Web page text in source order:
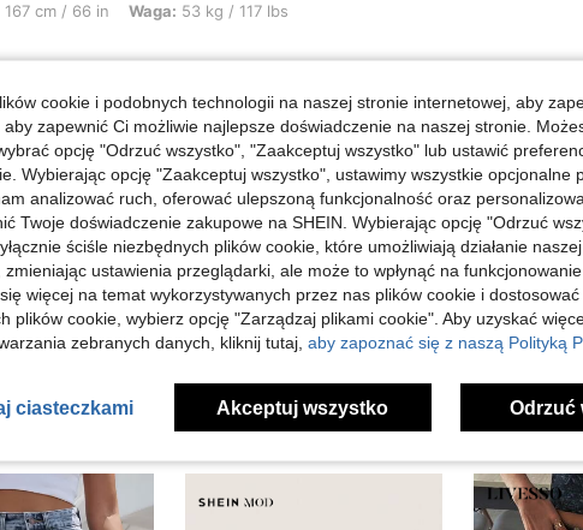
in, Waga: 53 kg / 117 lbs, Kształt ciała: Trójkąt, Kolor: Czarne, Rozmiar: S
167 cm / 66 in Waga: 53 kg / 117 lbs
jak na zdjęciach
Pomocny (0)
Opinii
cookie i podobnych technologii na naszej stronie internetowej, aby
aby zapewnić Ci możliwie najlepsze doświadczenie na naszej stronie.
opcję "Odrzuć wszystko", "Zaakceptuj wszystko" lub ustawić
Wybierając opcję "Zaakceptuj wszystko", ustawimy wszystkie opcjonalne
analizować ruch, oferować ulepszoną funkcjonalność oraz
Twoje doświadczenie zakupowe na SHEIN. Wybierając opcję "Odrzuć
ściśle niezbędnych plików cookie, które umożliwiają działanie
zmieniając ustawienia przeglądarki, ale może to wpłynąć na
więcej na temat wykorzystywanych przez nas plików cookie i
plików cookie, wybierz opcję "Zarządzaj plikami cookie". Aby uzyskać
zebranych danych, kliknij tutaj, aby zapoznać się z naszą Polityką
ciasteczkami Akceptuj wszystko Odrzuć